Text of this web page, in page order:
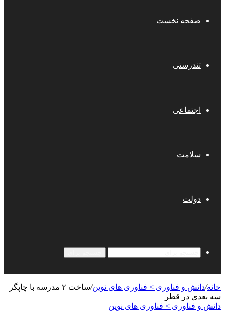
صفحه نخست
تندرستی
اجتماعی
سلامت
دولت
خانه/دانش و فناوری > فناوری های نوین/
ساخت ۲ مدرسه با چاپگر
سه بعدی در قطر
دانش و فناوری > فناوری های نوین